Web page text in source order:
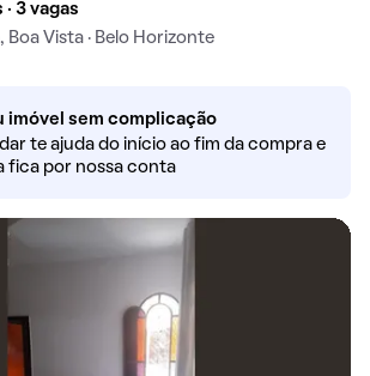
· 3 vagas
Boa Vista · Belo Horizonte
imóvel sem complicação
te ajuda do início ao fim da compra e
fica por nossa conta